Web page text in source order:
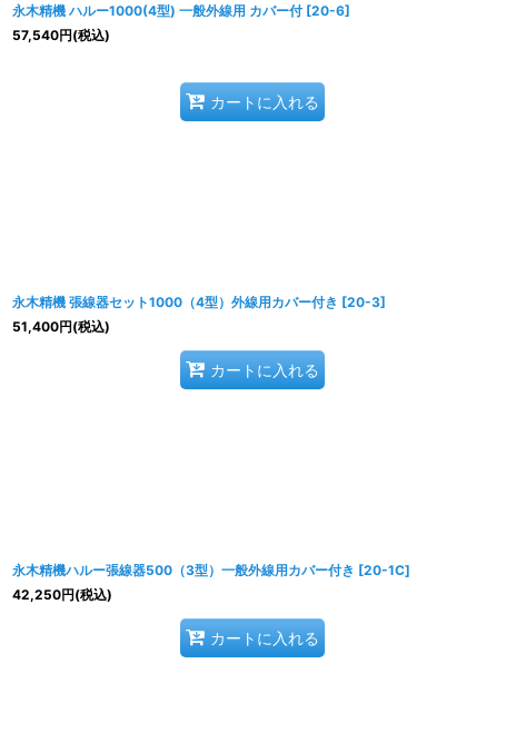
永木精機 ハルー1000(4型) 一般外線用 カバー付 [20-6]
57,540円(税込)
カートに入れる
永木精機 張線器セット1000（4型）外線用カバー付き [20-3]
51,400円(税込)
カートに入れる
永木精機ハルー張線器500（3型）一般外線用カバー付き [20-1C]
42,250円(税込)
カートに入れる